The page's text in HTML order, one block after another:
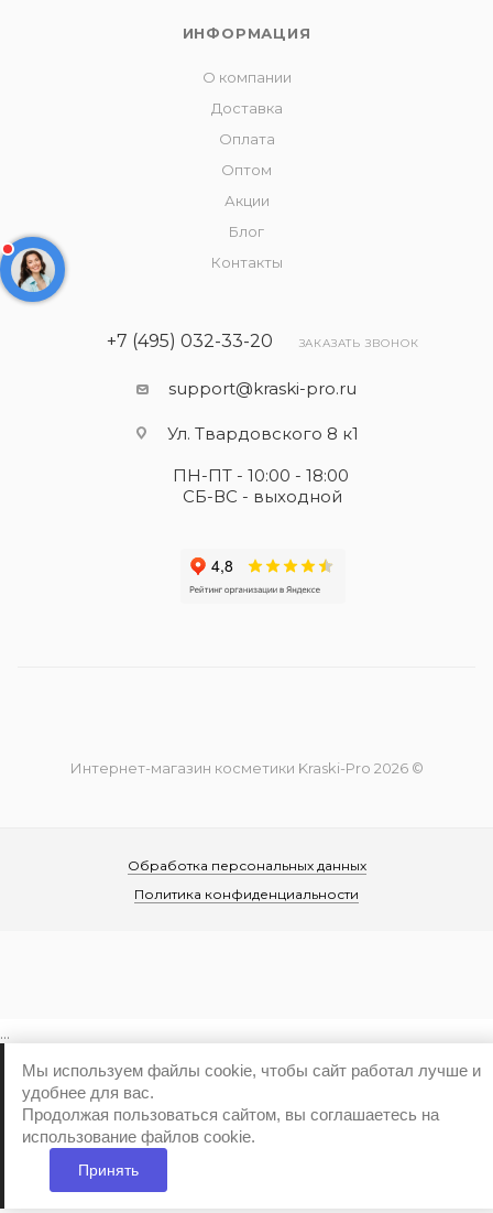
ИНФОРМАЦИЯ
О компании
Доставка
Оплата
Оптом
Акции
Блог
Контакты
+7 (495) 032-33-20 ЗАКАЗАТЬ ЗВОНОК
support@kraski-pro.ru
Ул. Твардовского 8 к1
ПН-ПТ - 10:00 - 18:00
СБ-ВС - выходной
Интернет-магазин косметики Kraski-Pro 2026 ©
Обработка персональных данных
Политика конфиденциальности
...
Мы используем файлы cookie, чтобы сайт работал лучше и
удобнее для вас.
Продолжая пользоваться сайтом, вы соглашаетесь на
использование файлов cookie.
Принять